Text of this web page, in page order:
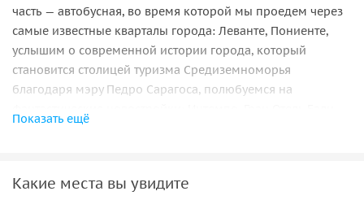
часть — автобусная, во время которой мы проедем через
самые известные кварталы города: Леванте, Пониенте,
услышим о современной истории города, который
становится столицей туризма Средиземноморья
благодаря мэру Педро Сарагоса, полюбуемся на
Нигури, Нагано и после мы проедем по окружной дороге
Показать ещё
Какие места вы увидите